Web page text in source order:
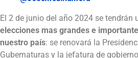
El 2 de junio del año 2024 se tendrán
elecciones mas grandes e
nuestro país: se renovará la
Gubernaturas y la jefatura de